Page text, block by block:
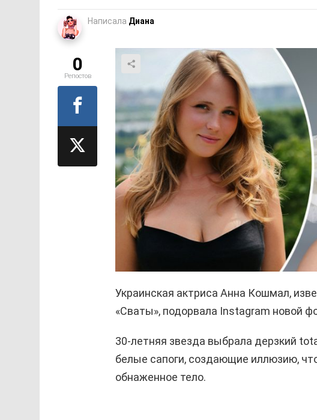
Написала Диана
Украинская актриса Анна Кошмал,
«Сваты», подорвала Instagram новой
30-летняя звезда выбрала дерзкий
белые сапоги, создающие иллюзию,
обнаженное тело.
0
Репостов